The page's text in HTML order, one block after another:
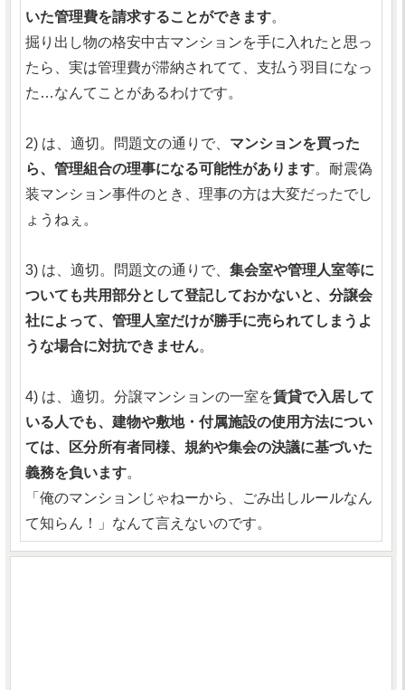
いた管理費を請求することができます。
掘り出し物の格安中古マンションを手に入れたと思っ
たら、実は管理費が滞納されてて、支払う羽目になっ
た…なんてことがあるわけです。
2) は、適切。問題文の通りで、 マンションを買った
ら、管理組合の理事になる可能性があります。耐震偽
装マンション事件のとき、理事の方は大変だったでし
ょうねぇ。
3) は、適切。問題文の通りで、 集会室や管理人室等に
ついても共用部分として登記しておかないと、分譲会
社によって、管理人室だけが勝手に売られてしまうよ
うな場合に対抗できません。
4) は、適切。分譲マンションの一室を賃貸で入居して
いる人でも、建物や敷地・付属施設の使用方法につい
ては、区分所有者同様、規約や集会の決議に基づいた
義務を負います。
「俺のマンションじゃねーから、ごみ出しルールなん
て知らん！」なんて言えないのです。